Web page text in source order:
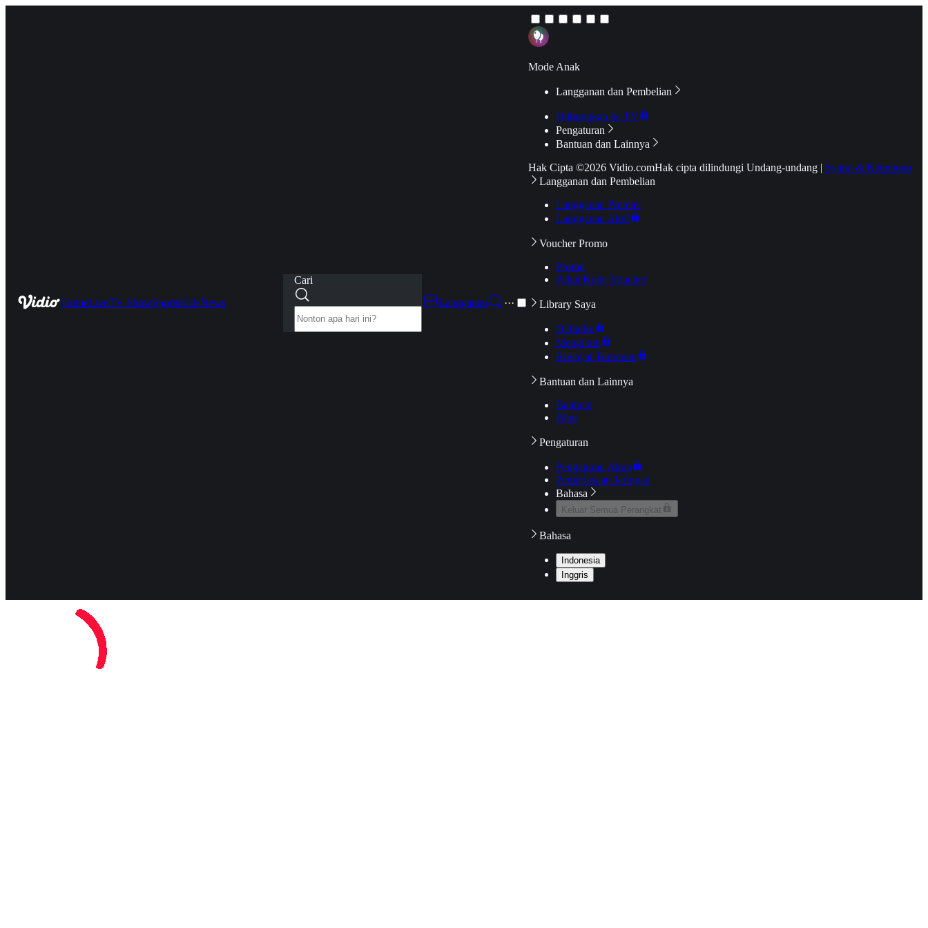
HomeLiveTV ShowSportsKidsNews
Cari
Langganan
···
Mode Anak
Langganan dan Pembelian
Hubungkan ke TV
Pengaturan
Bantuan dan Lainnya
Hak Cipta ©2026 Vidio.comHak cipta dilindungi Undang-undang | Syarat & Ketentuan
Langganan dan Pembelian
Langganan Premier
Langganan Aktif
Voucher Promo
Promo
Pakai Kode Voucher
Library Saya
Daftarku
Mengikuti
Riwayat Tontonan
Bantuan dan Lainnya
Bantuan
Blog
Pengaturan
Pengaturan Akun
Pemeriksaan Jaringan
Bahasa
Keluar Semua Perangkat
Bahasa
Indonesia
Inggris